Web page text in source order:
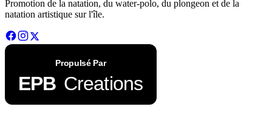
Promotion de la natation, du water-polo, du plongeon et de la
natation artistique sur l'île.